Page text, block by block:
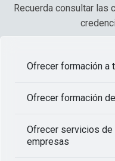
Recuerda consultar las
Ofrecer formación a
Ofrecer formación
Ofrecer servicios de
empresas